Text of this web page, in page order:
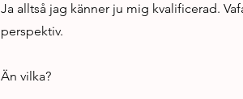
Ja alltså jag känner ju mig kvalificerad.
perspektiv.
Än vilka?